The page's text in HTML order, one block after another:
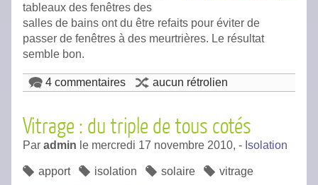
tableaux des fenêtres des
salles de bains ont du être refaits pour éviter de
passer de fenêtres à des meurtrières. Le résultat
semble bon.
4 commentaires aucun rétrolien
Vitrage : du triple de tous cotés
Par admin le mercredi 17 novembre 2010, - Isolation
apport isolation solaire vitrage